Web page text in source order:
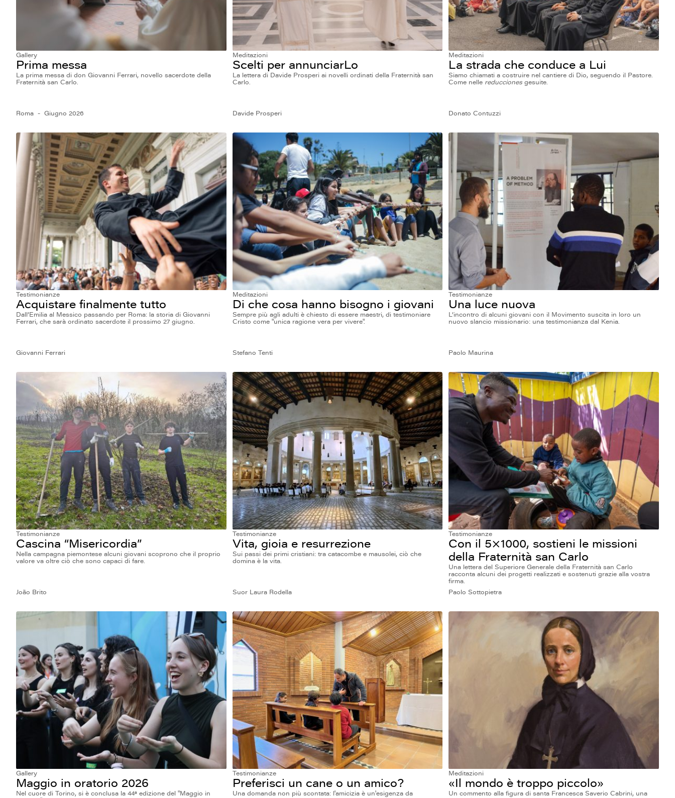
Gallery
Prima messa
La prima messa di don Giovanni Ferrari, novello sacerdote della
Fraternità san Carlo.
Roma Giugno 2026
Meditazioni
Scelti per annunciarLo
La lettera di Davide Prosperi ai novelli ordinati della Fraternità san
Carlo.
Davide Prosperi
Meditazioni
La strada che conduce a Lui
Siamo chiamati a costruire nel cantiere di Dio, seguendo il Pastore.
Come nelle reducciones gesuite.
Donato Contuzzi
Testimonianze
Acquistare finalmente tutto
Dall’Emilia al Messico passando per Roma: la storia di Giovanni
Ferrari, che sarà ordinato sacerdote il prossimo 27 giugno.
Giovanni Ferrari
Meditazioni
Di che cosa hanno bisogno i giovani
Sempre più agli adulti è chiesto di essere maestri, di testimoniare
Cristo come "unica ragione vera per vivere".
Stefano Tenti
Testimonianze
Una luce nuova
L’incontro di alcuni giovani con il Movimento suscita in loro un
nuovo slancio missionario: una testimonianza dal Kenia.
Paolo Maurina
Testimonianze
Cascina “Misericordia”
Nella campagna piemontese alcuni giovani scoprono che il proprio
valore va oltre ciò che sono capaci di fare.
João Brito
Testimonianze
Vita, gioia e resurrezione
Sui passi dei primi cristiani: tra catacombe e mausolei, ciò che
domina è la vita.
Suor Laura Rodella
Testimonianze
Con il 5×1000, sostieni le missioni
della Fraternità san Carlo
Una lettera del Superiore Generale della Fraternità san Carlo
racconta alcuni dei progetti realizzati e sostenuti grazie alla vostra
firma.
Paolo Sottopietra
Gallery
Maggio in oratorio 2026
Nel cuore di Torino, si è conclusa la 44ª edizione del "Maggio in
Testimonianze
Preferisci un cane o un amico?
Una domanda non più scontata: l'amicizia è un'esigenza da
Meditazioni
«Il mondo è troppo piccolo»
Un commento alla figura di santa Francesca Saverio Cabrini, una